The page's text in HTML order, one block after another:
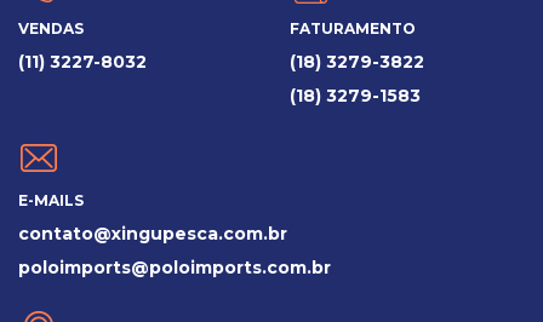
VENDAS
(11) 3227-8032
FATURAMENTO
(18) 3279-3822
(18) 3279-1583
E-MAILS
contato@xingupesca.com.br
poloimports@poloimports.com.br